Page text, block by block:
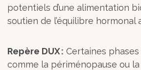
potentiels d’une alimentation
soutien de l’équilibre hormonal
Repère DUX : Certaines phases
comme la périménopause ou